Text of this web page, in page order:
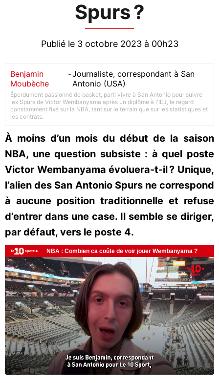
Spurs ?
Publié le 3 octobre 2023 à 00h23
Benjamin
Moubèche
-Journaliste, correspondant à San
Antonio (USA)
Éperdument passionné de basket, parti vivre à San Antonio pour suivre
les Spurs de Victor Wembanyama après un diplôme à l'IEJ, le regard
constamment fixé sur la NBA, tant sur le terrain que sur les statistiques et
les contrats.
À moins d’un mois du début de la saison
NBA, une question subsiste : à quel poste
Victor Wembanyama évoluera-t-il ? Unique,
l’alien des San Antonio Spurs ne correspond
à aucune position traditionnelle et refuse
d’entrer dans une case. Il semble se diriger,
par défaut, vers le poste 4.